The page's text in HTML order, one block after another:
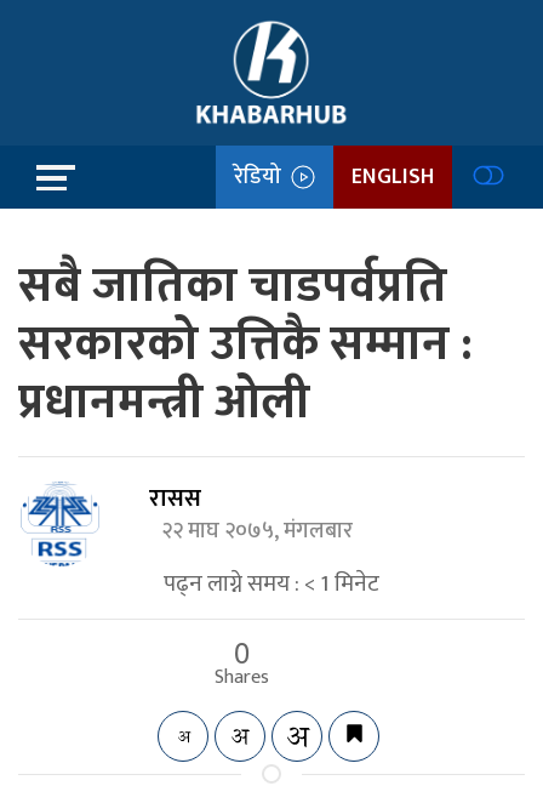
रेडियो ENGLISH
सबै जातिका चाडपर्वप्रति
सरकारको उत्तिकै सम्मान :
प्रधानमन्त्री ओली
रासस
२२ माघ २०७५, मंगलबार
पढ्न लाग्ने समय :< 1मिनेट
0
Shares